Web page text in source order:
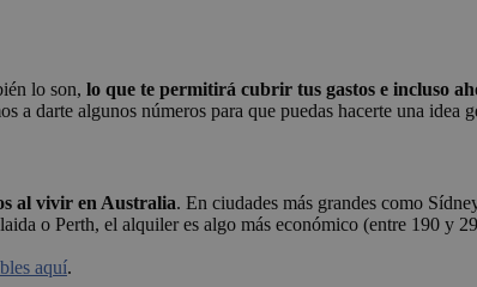
lo son, lo que te permitirá cubrir tus gastos e incluso
a darte algunos números para que puedas hacerte una idea
al vivir en Australia. En ciudades más grandes como
o Perth, el alquiler es algo más económico (entre 190 y
aquí.